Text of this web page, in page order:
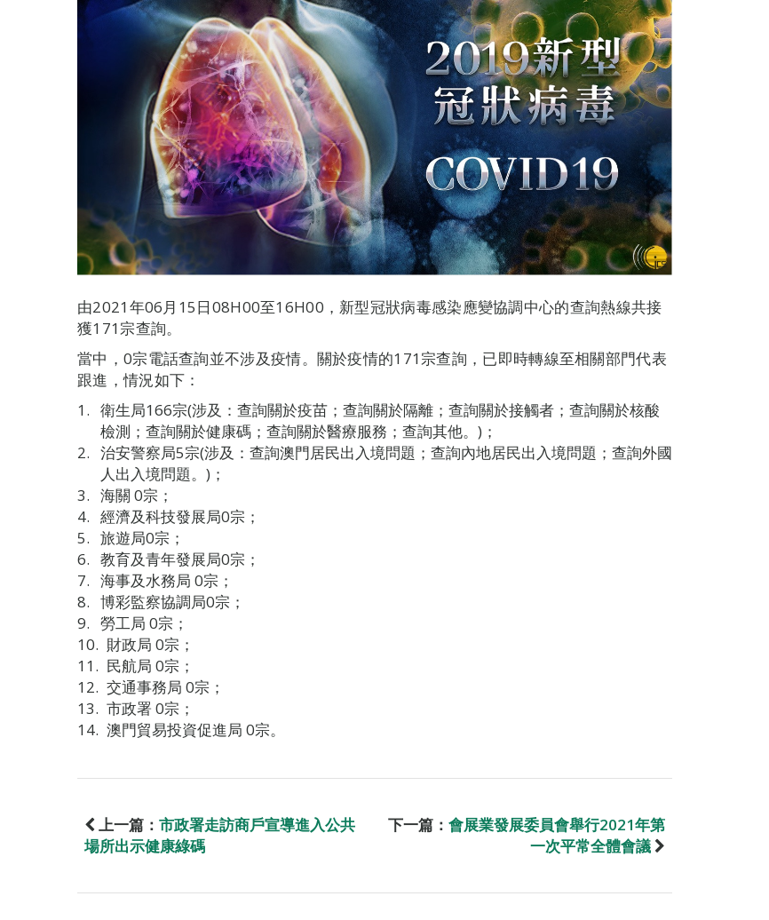
由2021年06月15日08H00至16H00，新型冠狀病毒感染應變協調中心的查詢熱線共接
獲171宗查詢。
當中，0宗電話查詢並不涉及疫情。關於疫情的171宗查詢，已即時轉線至相關部門代表
跟進，情況如下：
衛生局166宗(涉及：查詢關於疫苗；查詢關於隔離；查詢關於接觸者；查詢關於核酸
檢測；查詢關於健康碼；查詢關於醫療服務；查詢其他。)；
治安警察局5宗(涉及：查詢澳門居民出入境問題；查詢內地居民出入境問題；查詢外國
人出入境問題。)；
海關 0宗；
經濟及科技發展局0宗；
旅遊局0宗；
教育及青年發展局0宗；
海事及水務局 0宗；
博彩監察協調局0宗；
勞工局 0宗；
財政局 0宗；
民航局 0宗；
交通事務局 0宗；
市政署 0宗；
澳門貿易投資促進局 0宗。
上一篇： 市政署走訪商戶宣導進入公共
場所出示健康綠碼
下一篇： 會展業發展委員會舉行2021年第
一次平常全體會議